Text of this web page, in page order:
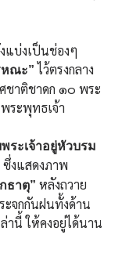
บ่งเป็นช่องๆ
หณะ” ไว้ตรงกลาง
ชาติชาดก ๑๐ พระ
ระพุทธเจ้า
ระเจ้าอยู่หัวบรม
งแสดงภาพ
ธาตุ” หลังถวาย
ะจกกันฝนทั้งด้าน
นี้ ให้คงอยู่ได้นาน